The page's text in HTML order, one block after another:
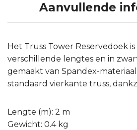
Aanvullende
Het Truss Tower Reservedoek
verschillende lengtes en in
gemaakt van Spandex-
standaard vierkante truss,
Lengte (m): 2 m
Gewicht: 0.4 kg